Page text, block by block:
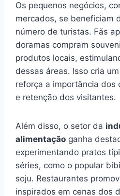
Os pequenos negócios,
mercados, se beneficiam
número de turistas. Fãs
doramas compram
produtos locais,
dessas áreas. Isso cria
reforça a importância dos
e retenção dos visitantes.
Além disso, o setor da
alimentação ganha
experimentando pratos
séries, como o popular
soju. Restaurantes
inspirados em cenas dos